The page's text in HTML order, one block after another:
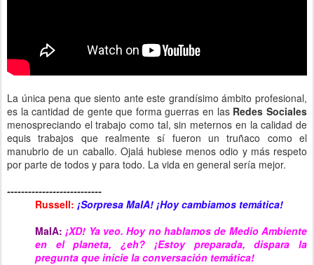
La única pena que siento ante este grandísimo ámbito profesional,
es la cantidad de gente que forma guerras en las Redes Sociales
menospreciando el trabajo como tal, sin meternos en la calidad de
equis trabajos que realmente sí fueron un truñaco como el
manubrio de un caballo. Ojalá hubiese menos odio y más respeto
por parte de todos y para todo. La vida en general sería mejor.
---------------------------
Russell: ¡Sorpresa MaIA! ¡Hoy cambiamos temática!
MaIA:¡XD! Ya veo. Hoy no hablamos de Medio Ambiente
en el planeta, ¿eh? ¡Estoy preparada, dispara la
pregunta que inicie la conversación temática!